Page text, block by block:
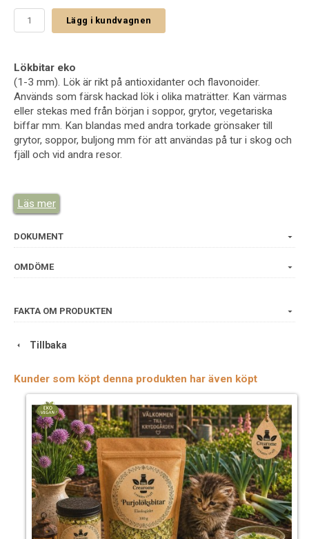
Lägg i kundvagnen
Lökbitar eko
(1-3 mm). Lök är rikt på antioxidanter och flavonoider.
Används som färsk hackad lök i olika maträtter. Kan värmas
eller stekas med från början i soppor, grytor, vegetariska
biffar mm. Kan blandas med andra torkade grönsaker till
grytor, soppor, buljong mm för att användas på tur i skog och
fjäll och vid andra resor.
Vetenskapligt namn:Allium cepa. Växtdel: Lök.
Ursprungsland: Egypten.
Läs mer
DOKUMENT
OMDÖME
FAKTA OM PRODUKTEN
Tillbaka
Kunder som köpt denna produkten har även köpt